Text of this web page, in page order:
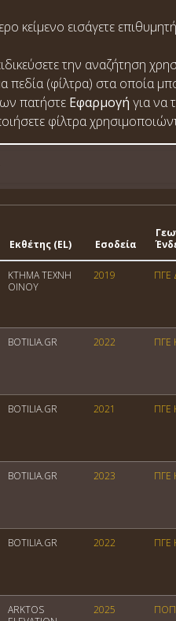
κείμενο εισάγετε
την αναζήτηση
πεδία (φίλτρα) στα οποία
πατήστε Εφαρμογή για να
φίλτρα
Εκθέτης (EL) Εσοδεία
ΚΤΗΜΑ ΤΕΧΝΗ
ΟΙΝΟΥ
2019 ΠΓΕ
BOTILIA.GR 2022 ΠΓΕ
BOTILIA.GR 2021 ΠΓΕ
BOTILIA.GR 2023 ΠΓΕ
BOTILIA.GR 2022 ΠΓΕ
ARKTOS
2025 ΠΟΠ